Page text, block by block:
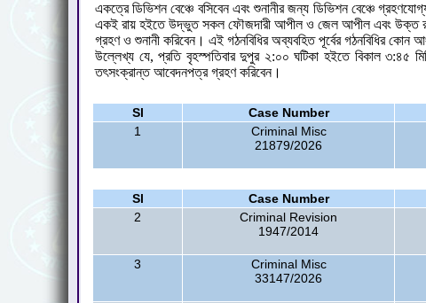
একত্রে ডিভিশন বেঞ্চে বসিবেন এবং শুনানীর জন্য ডিভিশন বেঞ্চে
একই রায় হইতে উদ্ভুত সকল ফৌজদারী আপীল ও জেল আপীল এবং উক্ত
গ্রহণ ও শুনানী করিবেন। এই গঠনবিধির অব্যবহিত পূর্বের গঠনবিধির কোন
উল্লেখ্য যে, প্রতি বৃহস্পতিবার দুপুর ২:০০ ঘটিকা হইতে বিকাল ৩:৪৫
তৎসংক্রান্ত আবেদনপত্র গ্রহণ করিবেন।
Sl Case Number
1
Criminal Misc
21879/2026
Sl Case Number
2
Criminal Revision
1947/2014
3
Criminal Misc
33147/2026